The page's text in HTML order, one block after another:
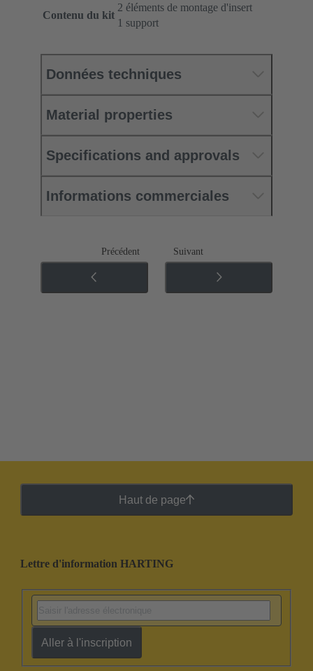
Contenu du kit
2 éléments de montage d'insert
1 support
Données techniques
Material properties
Specifications and approvals
Informations commerciales
Précédent Suivant
Haut de page
Lettre d'information HARTING
Aller à l'inscription